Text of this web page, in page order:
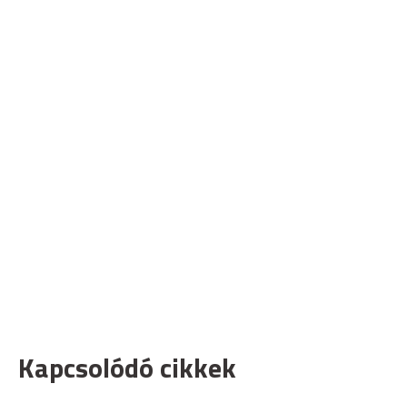
Kapcsolódó cikkek